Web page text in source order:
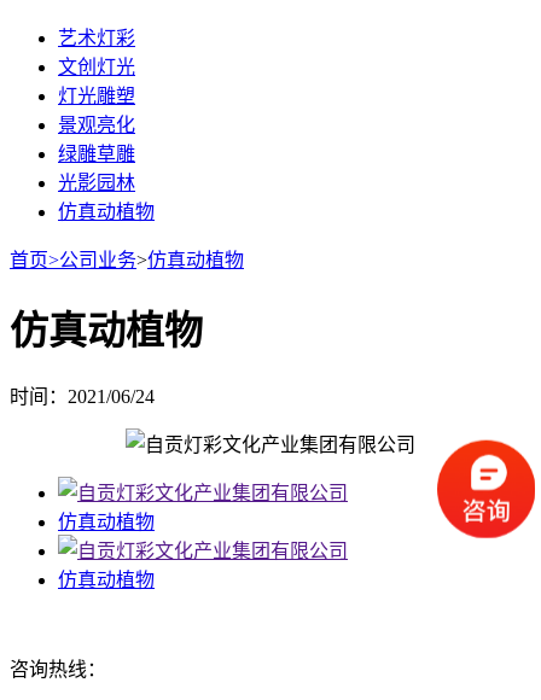
艺术灯彩
文创灯光
灯光雕塑
景观亮化
绿雕草雕
光影园林
仿真动植物
首页>公司业务>仿真动植物
仿真动植物
时间：2021/06/24
仿真动植物
仿真动植物
咨询热线：